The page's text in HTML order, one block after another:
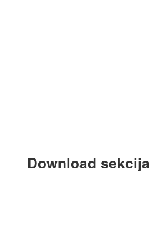
Download sekcija